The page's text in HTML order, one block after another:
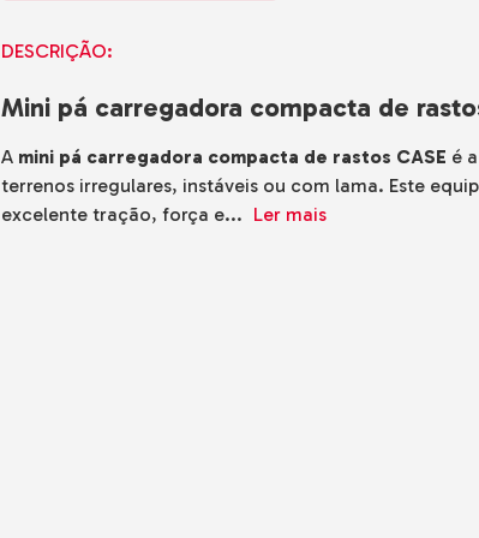
DESCRIÇÃO:
Mini pá carregadora compacta de
A mini pá carregadora compacta de rastos CASE é
terrenos irregulares, instáveis ou com lama. Este
excelente tração, força e... Ler mais